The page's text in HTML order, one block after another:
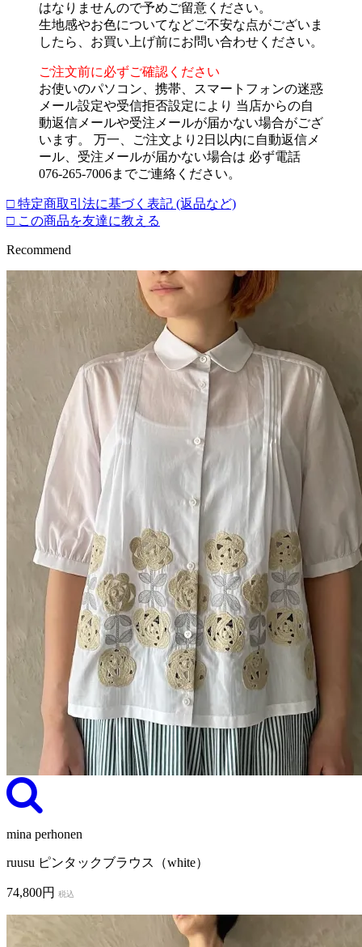
はなりませんので予めご留意ください。
生地感やお色についてなどご不安な点がございま
したら、お買い上げ前にお問い合わせください。
ご注文前に必ずご確認ください
お使いのパソコン、携帯、スマートフォンの迷惑
メール設定や受信拒否設定により 当店からの自
動返信メールや受注メールが届かない場合がござ
います。 万一、ご注文より2日以内に自動返信メ
ール、受注メールが届かない場合は 必ず電話
076-265-7006までご連絡ください。
□ 特定商取引法に基づく表記 (返品など)
□ この商品を友達に教える
Recommend
mina perhonen
ruusu ピンタックブラウス（white）
74,800円 税込